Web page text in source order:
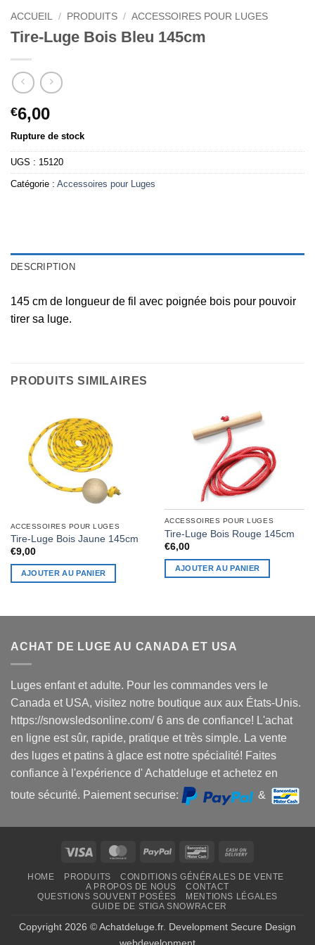
ACCUEIL / PRODUITS / ACCESSOIRES POUR LUGES
Tire-Luge Bois Bleu 145cm
€6,00
Rupture de stock
UGS : 15120
Catégorie : Accessoires pour Luges
DESCRIPTION
145 cm de longueur de fil avec poignée bois pour pouvoir
tirer sa luge.
PRODUITS SIMILAIRES
ACCESSOIRES POUR LUGES
Tire-Luge Bois Jaune 145cm
€9,00
AJOUTER AU PANIER
ACCESSOIRES POUR LUGES
Tire-Luge Bois Rouge 145cm
€6,00
AJOUTER AU PANIER
ACHAT DE LUGE AU CANADA ET USA
Luges enfant et adulte. Pour les commandes vers le
Canada et USA, visitez notre boutique aux aux États-Unis.
https://snowsledsonline.com/ 6 ans de confiance! L'achat
en ligne est sûr, rapide, pratique et très simple. La vente
des luges et patins à glace est notre spécialité! Faites
confiance à l'expérience d' Achatdeluge et achetez en
toute sécurité. Paiement securise:
&
Visa MasterCardPayPal Bancontact
Delivery
HOME PRODUITS
CONDITIONS GÉNÉRALES DE VENTE
A PROPOS DE NOUS
CONTACT
QUESTIONS SOUVENT POSÉES
MENTIONS LÉGALES
GUIDE DE STIGA SNOWRACER
Copyright 2026 ©Achatdeluge.fr. Development Secure Design